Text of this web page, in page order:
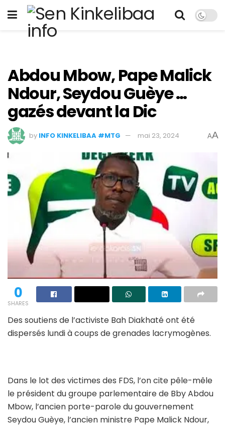
Abdou Mbow, Pape Malick
Ndour, Seydou Guèye …
gazés devant la Dic
by INFO KINKELIBAA #MTG mai 23, 2024 AA
0
SHARES
Des soutiens de l’activiste Bah Diakhaté ont été
dispersés lundi à coups de grenades lacrymogènes.
Dans le lot des victimes des FDS, l’on cite pêle-mêle
le président du groupe parlementaire de Bby Abdou
Mbow, l’ancien porte-parole du gouvernement
Seydou Guèye, l’ancien ministre Pape Malick Ndour,